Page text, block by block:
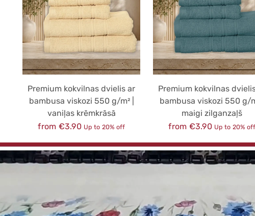
Premium kokvilnas dvielis ar
bambusa viskozi 550 g/m² |
vaniļas krēmkrāsā
Regular
from €3.90 Up to 20% off
Premium kokvilnas
bambusa viskozi 550 g/
maigi zilganzaļš
Regular
from €3.90 Up to 20% off